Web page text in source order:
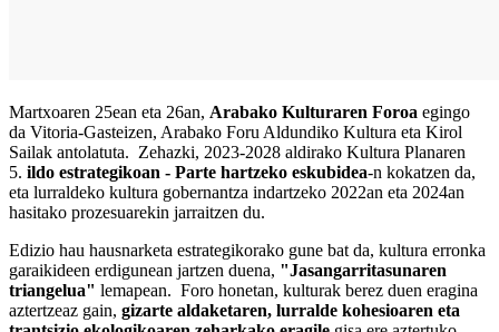
Martxoaren 25ean eta 26an, Arabako Kulturaren Foroa egingo
da Vitoria-Gasteizen, Arabako Foru Aldundiko Kultura eta Kirol
Sailak antolatuta. Zehazki, 2023-2028 aldirako Kultura Planaren
5. ildo estrategikoan - Parte hartzeko eskubidea-n kokatzen da,
eta lurraldeko kultura gobernantza indartzeko 2022an eta 2024an
hasitako prozesuarekin jarraitzen du.
Edizio hau hausnarketa estrategikorako gune bat da, kultura erronka
garaikideen erdigunean jartzen duena, "Jasangarritasunaren
triangelua" lemapean. Foro honetan, kulturak berez duen eragina
aztertzeaz gain, gizarte aldaketaren, lurralde kohesioaren eta